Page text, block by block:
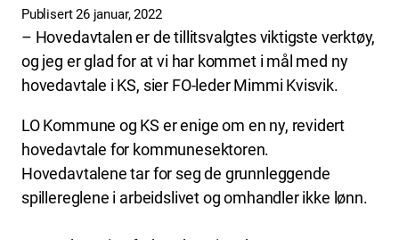
Publisert 26 januar, 2022
– Hovedavtalen er de tillitsvalgtes viktigste verktøy,
og jeg er glad for at vi har kommet i mål med ny
hovedavtale i KS, sier FO-leder Mimmi Kvisvik.
LO Kommune og KS er enige om en ny, revidert
hovedavtale for kommunesektoren.
Hovedavtalene tar for seg de grunnleggende
spillereglene i arbeidslivet og omhandler ikke lønn.